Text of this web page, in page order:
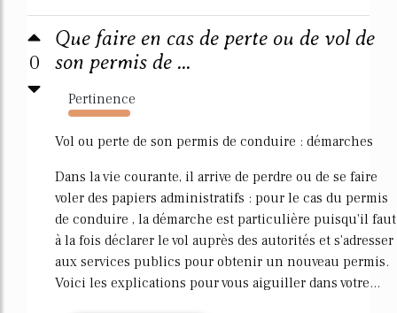
0
Que faire en cas de perte ou de vol de
son permis de ...
Pertinence
1538%
Vol ou perte de son permis de conduire : démarches
Dans la vie courante, il arrive de perdre ou de se faire
voler des papiers administratifs : pour le cas du permis
de conduire , la démarche est particulière puisqu'il faut
à la fois déclarer le vol auprès des autorités et s'adresser
aux services publics pour obtenir un nouveau permis.
Voici les explications pour vous aiguiller dans votre...